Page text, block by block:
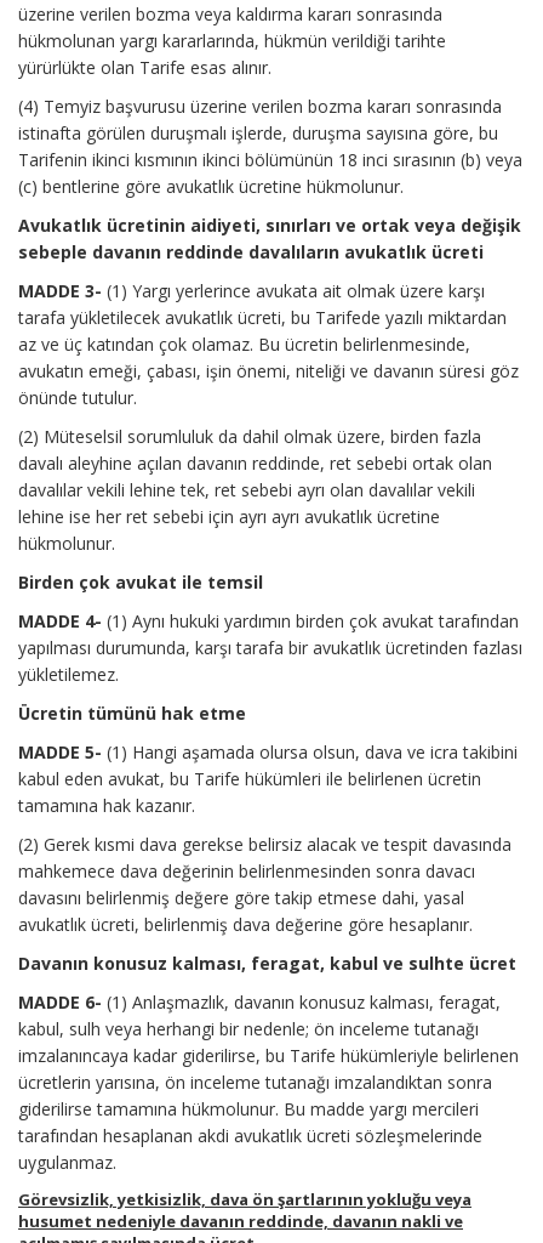
üzerine verilen bozma veya kaldırma kararı sonrasında
hükmolunan yargı kararlarında, hükmün verildiği tarihte
yürürlükte olan Tarife esas alınır.
(4) Temyiz başvurusu üzerine verilen bozma kararı sonrasında
istinafta görülen duruşmalı işlerde, duruşma sayısına göre, bu
Tarifenin ikinci kısmının ikinci bölümünün 18 inci sırasının (b) veya
(c) bentlerine göre avukatlık ücretine hükmolunur.
Avukatlık ücretinin aidiyeti, sınırları ve ortak veya değişik
sebeple davanın reddinde davalıların avukatlık ücreti
MADDE 3- (1) Yargı yerlerince avukata ait olmak üzere karşı
tarafa yükletilecek avukatlık ücreti, bu Tarifede yazılı miktardan
az ve üç katından çok olamaz. Bu ücretin belirlenmesinde,
avukatın emeği, çabası, işin önemi, niteliği ve davanın süresi göz
önünde tutulur.
(2) Müteselsil sorumluluk da dahil olmak üzere, birden fazla
davalı aleyhine açılan davanın reddinde, ret sebebi ortak olan
davalılar vekili lehine tek, ret sebebi ayrı olan davalılar vekili
lehine ise her ret sebebi için ayrı ayrı avukatlık ücretine
hükmolunur.
Birden çok avukat ile temsil
MADDE 4- (1) Aynı hukuki yardımın birden çok avukat tarafından
yapılması durumunda, karşı tarafa bir avukatlık ücretinden fazlası
yükletilemez.
Ücretin tümünü hak etme
MADDE 5- (1) Hangi aşamada olursa olsun, dava ve icra takibini
kabul eden avukat, bu Tarife hükümleri ile belirlenen ücretin
tamamına hak kazanır.
(2) Gerek kısmi dava gerekse belirsiz alacak ve tespit davasında
mahkemece dava değerinin belirlenmesinden sonra davacı
davasını belirlenmiş değere göre takip etmese dahi, yasal
avukatlık ücreti, belirlenmiş dava değerine göre hesaplanır.
Davanın konusuz kalması, feragat, kabul ve sulhte ücret
MADDE 6- (1) Anlaşmazlık, davanın konusuz kalması, feragat,
kabul, sulh veya herhangi bir nedenle; ön inceleme tutanağı
imzalanıncaya kadar giderilirse, bu Tarife hükümleriyle belirlenen
ücretlerin yarısına, ön inceleme tutanağı imzalandıktan sonra
giderilirse tamamına hükmolunur. Bu madde yargı mercileri
tarafından hesaplanan akdi avukatlık ücreti sözleşmelerinde
uygulanmaz.
Görevsizlik, yetkisizlik, dava ön şartlarının yokluğu veya
husumet nedeniyle davanın reddinde, davanın nakli ve